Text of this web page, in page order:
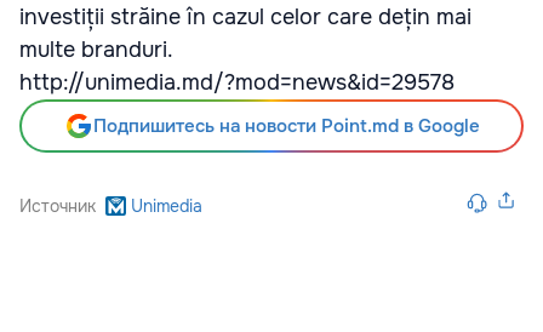
investiții străine în cazul celor care dețin mai
multe branduri.
http://unimedia.md/?mod=news&id=29578
Подпишитесь на новости Point.md в Google
Источник Unimedia